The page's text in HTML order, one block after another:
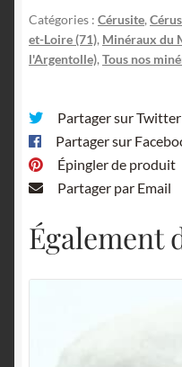
Loire.
Catégories : Cérusite,
et-Loire (71), Minéraux du
l'Argentolle), Tous nos
Partager sur Twitter
Partager sur
Épingler de produit
Partager par Email
Également